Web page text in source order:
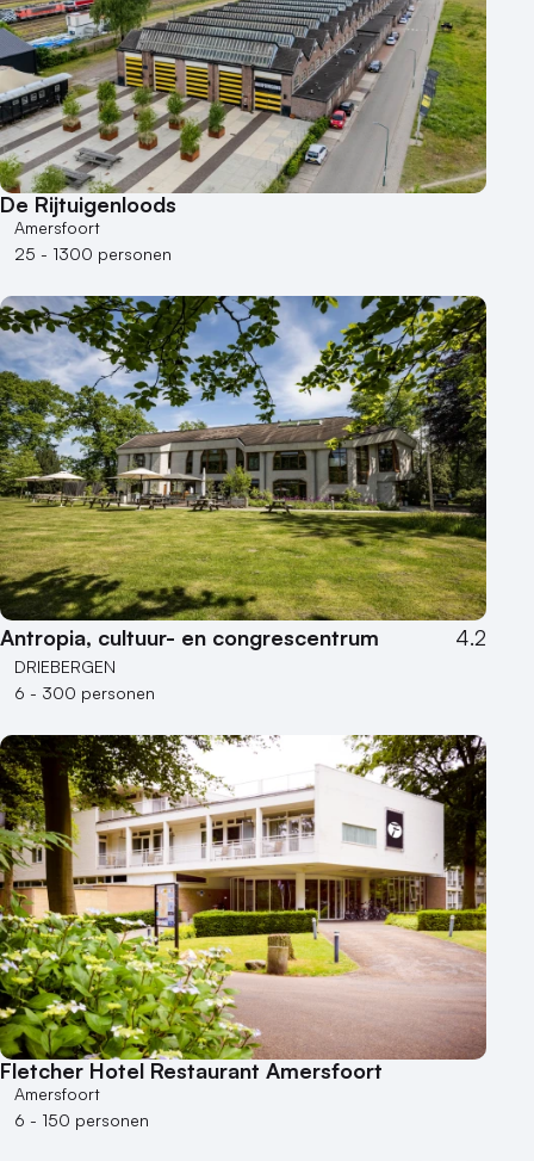
Industriële locatie
Kasteel en landgoed
Kleine / intieme locatie
Locaties aan zee
Museum
Theater
Varende locatie
De Rijtuigenloods
Amersfoort
25 - 1300 personen
Antropia, cultuur- en congrescentrum 4.2
DRIEBERGEN
6 - 300 personen
Fletcher Hotel Restaurant Amersfoort
Amersfoort
6 - 150 personen